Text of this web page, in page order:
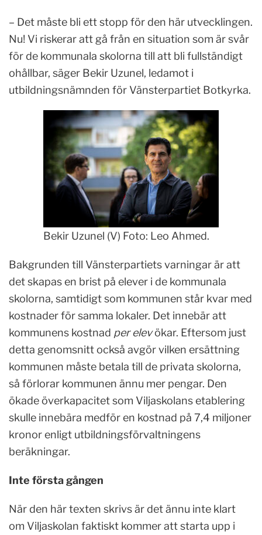
– Det måste bli ett stopp för den här utvecklingen.
Nu! Vi riskerar att gå från en situation som är svår
för de kommunala skolorna till att bli fullständigt
ohållbar, säger Bekir Uzunel, ledamot i
utbildningsnämnden för Vänsterpartiet Botkyrka.
Bekir Uzunel (V) Foto: Leo Ahmed.
Bakgrunden till Vänsterpartiets varningar är att
det skapas en brist på elever i de kommunala
skolorna, samtidigt som kommunen står kvar med
kostnader för samma lokaler. Det innebär att
kommunens kostnad per elevökar. Eftersom just
detta genomsnitt också avgör vilken ersättning
kommunen måste betala till de privata skolorna,
så förlorar kommunen ännu mer pengar. Den
ökade överkapacitet som Viljaskolans etablering
skulle innebära medför en kostnad på 7,4 miljoner
kronor enligt utbildningsförvaltningens
beräkningar.
Inte första gången
När den här texten skrivs är det ännu inte klart
om Viljaskolan faktiskt kommer att starta upp i